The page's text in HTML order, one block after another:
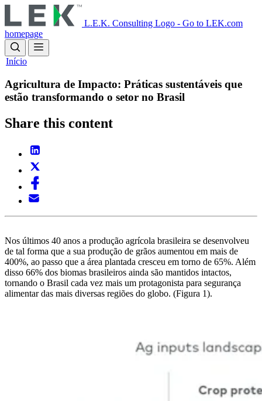
to
main
content
L.E.K. Consulting Logo - Go to LEK.com
homepage
Início
Agricultura de Impacto: Práticas sustentáveis que
estão transformando o setor no Brasil
Share this content
Nos últimos 40 anos a produção agrícola brasileira se desenvolveu
de tal forma que a sua produção de grãos aumentou em mais de
400%, ao passo que a área plantada cresceu em torno de 65%. Além
disso 66% dos biomas brasileiros ainda são mantidos intactos,
tornando o Brasil cada vez mais um protagonista para segurança
alimentar das mais diversas regiões do globo. (Figura 1).